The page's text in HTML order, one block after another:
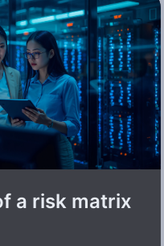
a risk matrix